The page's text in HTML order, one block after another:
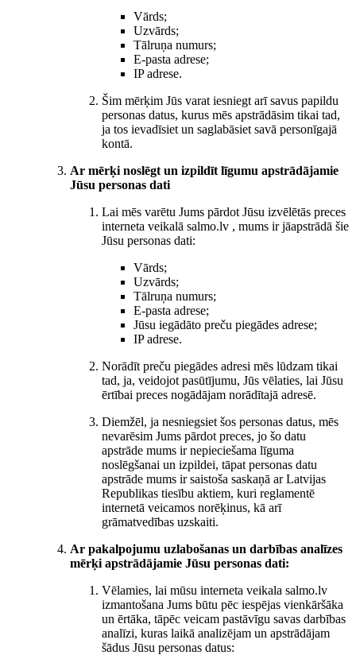
Vārds;
Uzvārds;
Tālruņa numurs;
E-pasta adrese;
IP adrese.
Šim mērķim Jūs varat iesniegt arī savus papildu
personas datus, kurus mēs apstrādāsim tikai tad,
ja tos ievadīsiet un saglabāsiet savā personīgajā
kontā.
Ar mērķi noslēgt un izpildīt līgumu apstrādājamie
Jūsu personas dati
Lai mēs varētu Jums pārdot Jūsu izvēlētās preces
interneta veikalā salmo.lv , mums ir jāapstrādā šie
Jūsu personas dati:
Vārds;
Uzvārds;
Tālruņa numurs;
E-pasta adrese;
Jūsu iegādāto preču piegādes adrese;
IP adrese.
Norādīt preču piegādes adresi mēs lūdzam tikai
tad, ja, veidojot pasūtījumu, Jūs vēlaties, lai Jūsu
ērtībai preces nogādājam norādītajā adresē.
Diemžēl, ja nesniegsiet šos personas datus, mēs
nevarēsim Jums pārdot preces, jo šo datu
apstrāde mums ir nepieciešama līguma
noslēgšanai un izpildei, tāpat personas datu
apstrāde mums ir saistoša saskaņā ar Latvijas
Republikas tiesību aktiem, kuri reglamentē
internetā veicamos norēķinus, kā arī
grāmatvedības uzskaiti.
Ar pakalpojumu uzlabošanas un darbības analīzes
mērķi apstrādājamie Jūsu personas dati:
Vēlamies, lai mūsu interneta veikala salmo.lv
izmantošana Jums būtu pēc iespējas vienkāršāka
un ērtāka, tāpēc veicam pastāvīgu savas darbības
analīzi, kuras laikā analizējam un apstrādājam
šādus Jūsu personas datus: